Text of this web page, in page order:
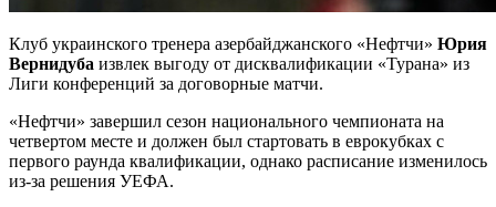
Клуб украинского тренера азербайджанского «Нефтчи» Юрия
Вернидуба извлек выгоду от дисквалификации «Турана» из
Лиги конференций за договорные матчи.
«Нефтчи» завершил сезон национального чемпионата на
четвертом месте и должен был стартовать в еврокубках с
первого раунда квалификации, однако расписание изменилось
из-за решения УЕФА.